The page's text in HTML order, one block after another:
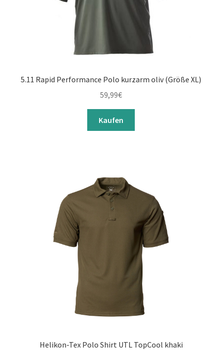
5.11 Rapid Performance Polo kurzarm oliv (Größe XL)
59,99€
Kaufen
Helikon-Tex Polo Shirt UTL TopCool khaki